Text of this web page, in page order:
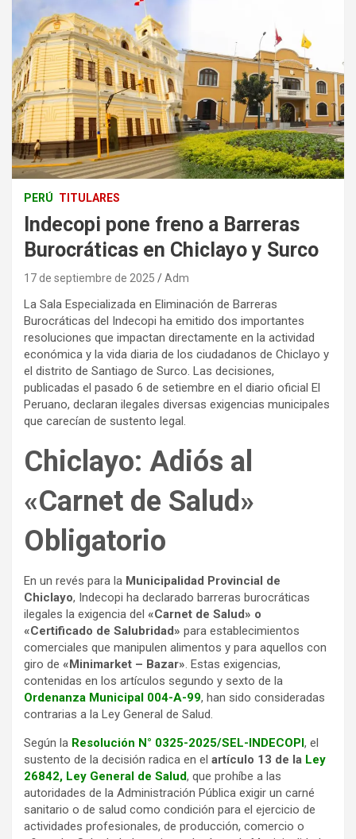
PERÚ TITULARES
Indecopi pone freno a Barreras
Burocráticas en Chiclayo y Surco
17 de septiembre de 2025 Adm
La Sala Especializada en Eliminación de Barreras
Burocráticas del Indecopi ha emitido dos importantes
resoluciones que impactan directamente en la actividad
económica y la vida diaria de los ciudadanos de Chiclayo y
el distrito de Santiago de Surco. Las decisiones,
publicadas el pasado 6 de setiembre en el diario oficial El
Peruano, declaran ilegales diversas exigencias municipales
que carecían de sustento legal.
Chiclayo: Adiós al
«Carnet de Salud»
Obligatorio
En un revés para la Municipalidad Provincial de
Chiclayo, Indecopi ha declarado barreras burocráticas
ilegales la exigencia del «Carnet de Salud» o
«Certificado de Salubridad» para establecimientos
comerciales que manipulen alimentos y para aquellos con
giro de «Minimarket – Bazar». Estas exigencias,
contenidas en los artículos segundo y sexto de la
Ordenanza Municipal 004-A-99, han sido consideradas
contrarias a la Ley General de Salud.
Según la Resolución N° 0325-2025/SEL-INDECOPI, el
sustento de la decisión radica en el artículo 13 de la Ley
26842, Ley General de Salud, que prohíbe a las
autoridades de la Administración Pública exigir un carné
sanitario o de salud como condición para el ejercicio de
actividades profesionales, de producción, comercio o